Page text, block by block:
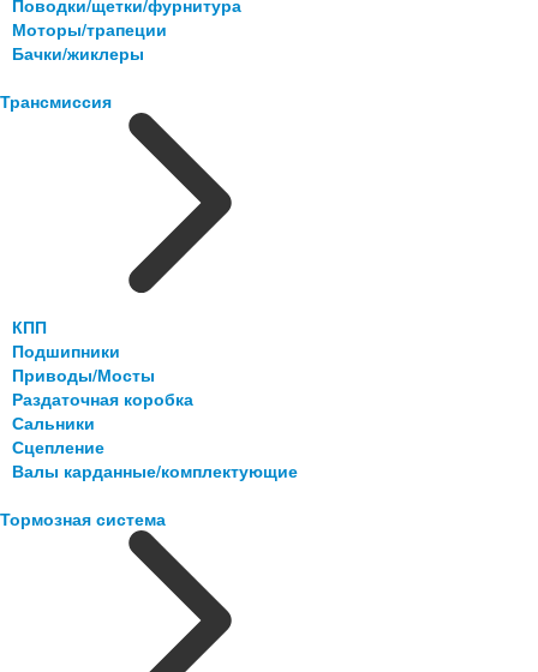
Поводки/щетки/фурнитура
Моторы/трапеции
Бачки/жиклеры
Трансмиссия
КПП
Подшипники
Приводы/Мосты
Раздаточная коробка
Сальники
Сцепление
Валы карданные/комплектующие
Тормозная система